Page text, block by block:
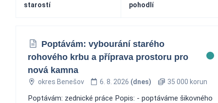
starostí
pohodlí
Poptávám: vybourání starého
rohového krbu a příprava prostoru pro
nová kamna
okres Benešov 6. 8. 2026 (dnes) 35 000 korun
Poptávám: zednické práce Popis: - poptáváme šikovného